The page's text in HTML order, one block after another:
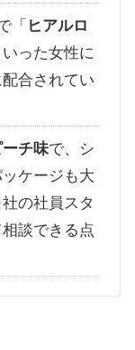
「 ヒアルロ
いった女性に
合されてい
チ味で、シ
ケージも大
の社員スタ
談できる点